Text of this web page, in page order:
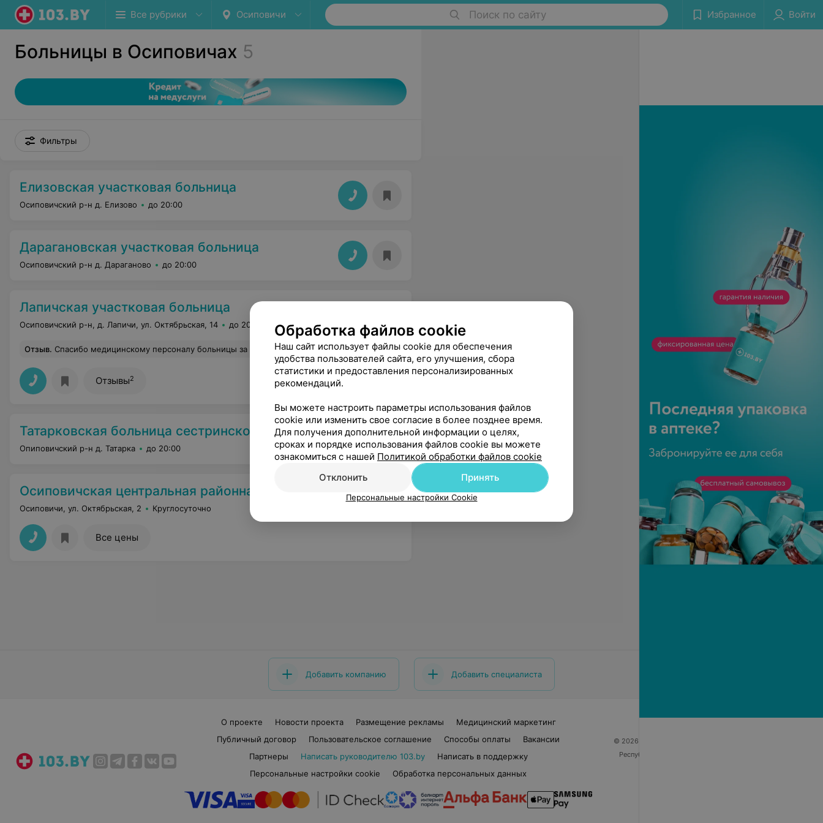
Все рубрики Осиповичи Поиск по сайту Избранное Войти
Больницы в Осиповичах 5
Фильтры
Елизовская участковая больница
Осиповичский р-н д. Елизово до 20:00
Дарагановская участковая больница
Осиповичский р-н д. Дараганово до 20:00
Лапичская участковая больница
Осиповичский р-н, д. Лапичи, ул. Октябрьская, 14 до 20:00
Отзыв. Спасибо медицинскому персоналу больницы за ваш профессионализм, да и просто человеческую доброту и внимание. Спасибо, что оставили хорошее впечатление как от обстановки, так и от лечения. Еще
Отзывы2
Татарковская больница сестринского ухода
Опиповичский р-н д. Татарка до 20:00
Осиповичская центральная районная больница
Осиповичи, ул. Октябрьская, 2 Круглосуточно
Все цены
Добавить компанию Добавить специалиста
О проекте Новости проекта Размещение рекламы
Медицинский маркетинг
Публичный договор
Пользовательское соглашение Способы оплаты
Вакансии
Партнеры
Написать руководителю 103.by
Написать в поддержку
Персональные настройки cookie
Обработка персональных данных
© 2026 ООО «Артокс Лаб», УНП 191700409
Республика Беларусь, г. Минск, улица Толбухина, 2,
Обработка файлов cookie
Наш сайт использует файлы cookie для обеспечения
удобства пользователей сайта, его улучшения, сбора
статистики и предоставления персонализированных
рекомендаций.
Вы можете настроить параметры использования файлов
cookie или изменить свое согласие в более позднее время.
Для получения дополнительной информации о целях,
сроках и порядке использования файлов cookie вы можете
ознакомиться с нашей Политикой обработки файлов cookie
Отклонить
Принять
Персональные настройки Cookie